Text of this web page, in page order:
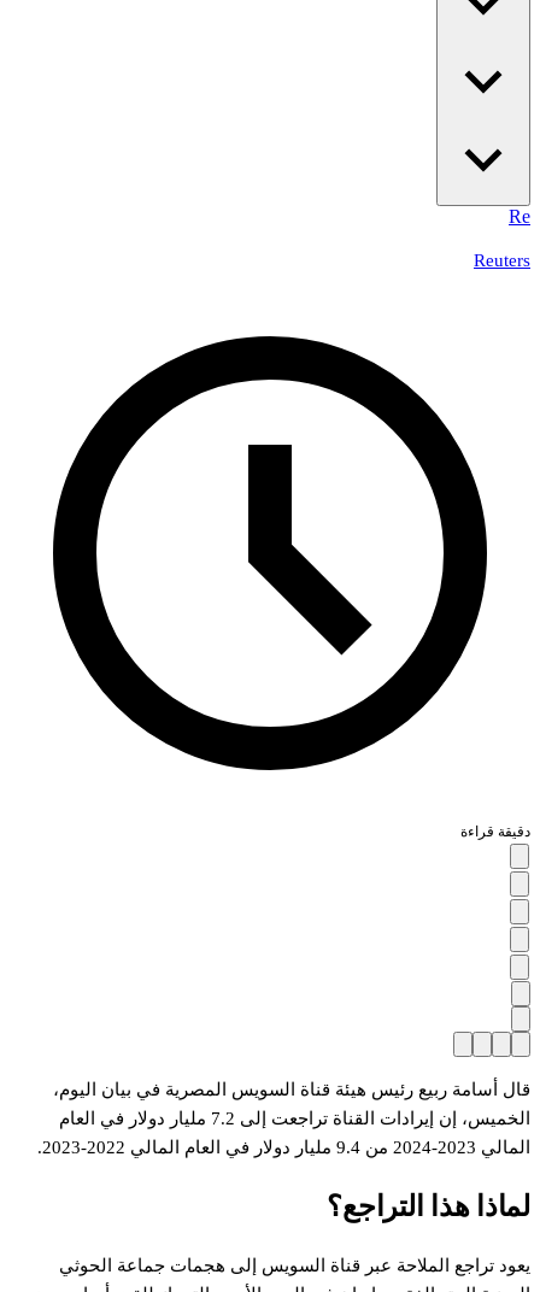
Re
Reuters
دقيقة قراءة
قال أسامة ربيع رئيس هيئة قناة السويس المصرية في بيان اليوم،
الخميس، إن إيرادات القناة تراجعت إلى 7.2 مليار دولار في العام
المالي 2023-2024 من 9.4 مليار دولار في العام المالي 2022-2023.
لماذا هذا التراجع؟
يعود تراجع الملاحة عبر قناة السويس إلى هجمات‭ ‬جماعة الحوثي